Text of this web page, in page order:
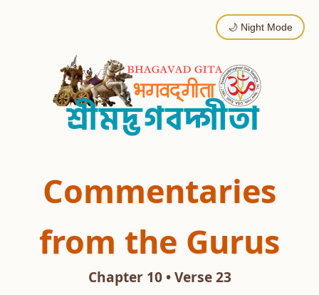
🌙 Night Mode
Commentaries
from the Gurus
Chapter 10 • Verse 23